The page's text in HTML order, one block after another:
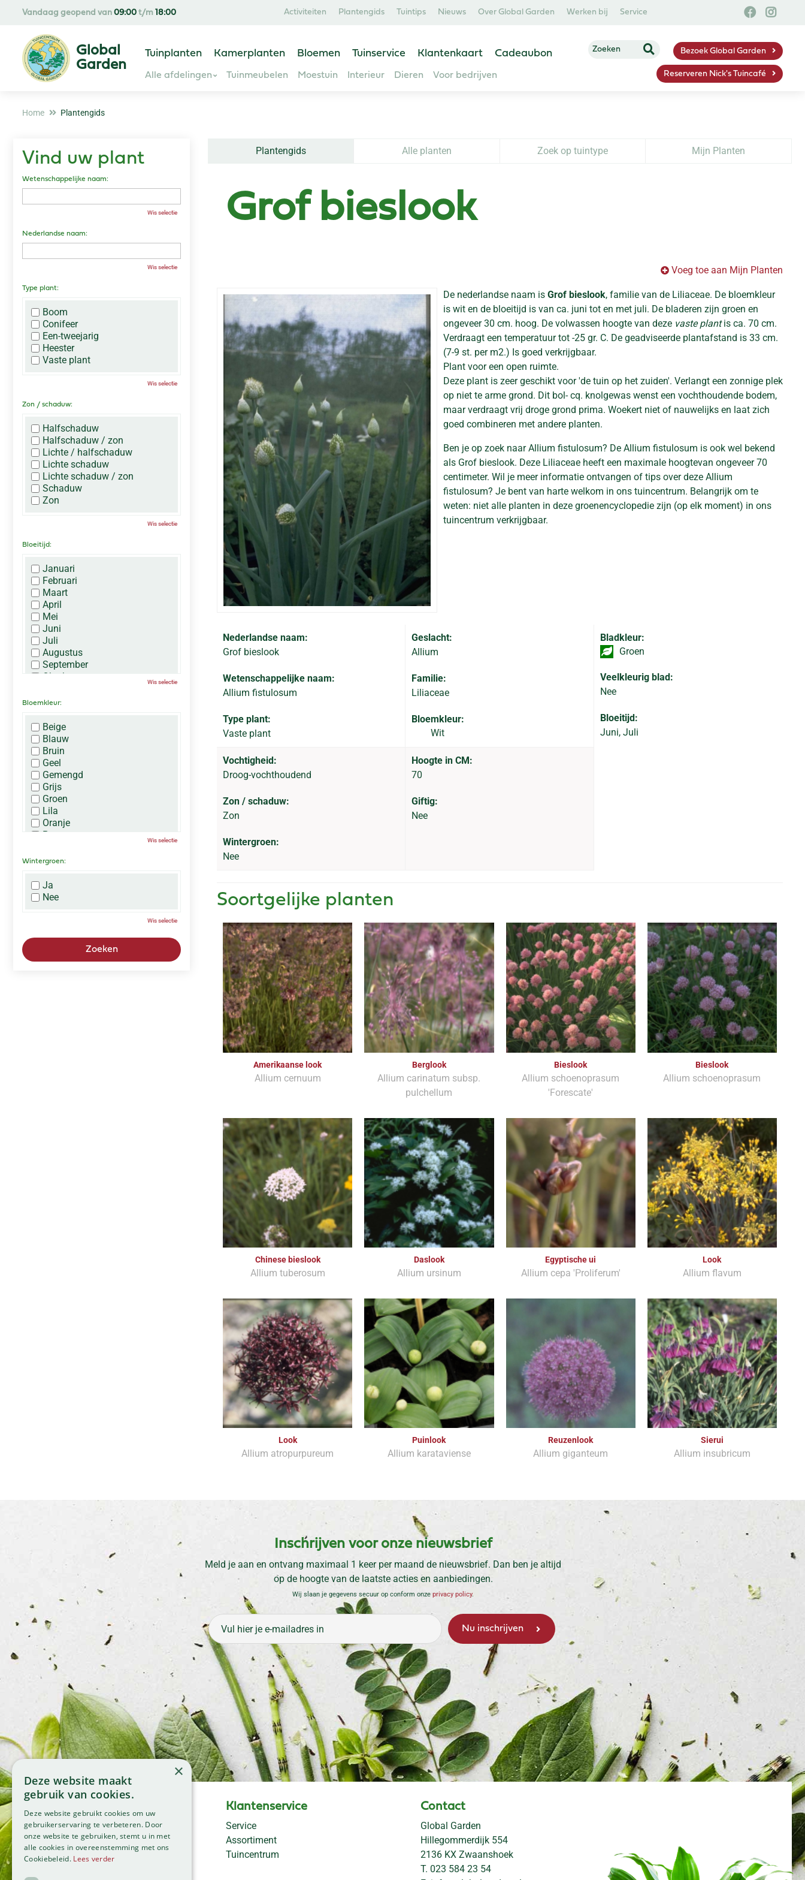
Home Plantengids
Vandaag geopend van 09:00 t/m 18:00 Activiteiten Plantengids Tuintips Nieuws Over Global Garden Werken bij Service
Tuinplanten Kamerplanten Bloemen Tuinservice Klantenkaart Cadeaubon
Alle afdelingen Tuinmeubelen Moestuin Interieur Dieren Voor bedrijven
Bezoek Global Garden
Reserveren Nick's Tuincafé
Plantengids Alle planten Zoek op tuintype Mijn Planten
Grof bieslook
Voeg toe aan Mijn Planten
De nederlandse naam is Grof bieslook, familie van de Liliaceae. De bloemkleur
is wit en de bloeitijd is van ca. juni tot en met juli. De bladeren zijn groen en
ongeveer 30 cm. hoog. De volwassen hoogte van deze vaste plantis ca. 70 cm.
Verdraagt een temperatuur tot -25 gr. C. De geadviseerde plantafstand is 33 cm.
(7-9 st. per m2.) Is goed verkrijgbaar.
Plant voor een open ruimte.
Deze plant is zeer geschikt voor 'de tuin op het zuiden'. Verlangt een zonnige plek
op niet te arme grond. Dit bol- cq. knolgewas wenst een vochthoudende bodem,
maar verdraagt vrij droge grond prima. Woekert niet of nauwelijks en laat zich
goed combineren met andere planten.
Ben je op zoek naar Allium fistulosum? De Allium fistulosum is ook wel bekend
als Grof bieslook. Deze Liliaceae heeft een maximale hoogtevan ongeveer 70
centimeter. Wil je meer informatie ontvangen of tips over deze Allium
fistulosum? Je bent van harte welkom in ons tuincentrum. Belangrijk om te
weten: niet alle planten in deze groenencyclopedie zijn (op elk moment) in ons
tuincentrum verkrijgbaar.
Nederlandse naam:
Grof bieslook
Wetenschappelijke naam:
Allium fistulosum
Type plant:
Vaste plant
Geslacht:
Allium
Familie:
Liliaceae
Bloemkleur:
Wit
Bladkleur:
Groen
Veelkleurig blad:
Nee
Bloeitijd:
Juni, Juli
Vochtigheid:
Droog-vochthoudend
Zon / schaduw:
Zon
Wintergroen:
Nee
Hoogte in CM:
70
Giftig:
Nee
Soortgelijke planten
Amerikaanse look
Allium cernuum
Berglook
Allium carinatum subsp.
pulchellum
Bieslook
Allium schoenoprasum
'Forescate'
Bieslook
Allium schoenoprasum
Chinese bieslook
Allium tuberosum
Daslook
Allium ursinum
Egyptische ui
Allium cepa 'Proliferum'
Look
Allium flavum
Look
Allium atropurpureum
Puinlook
Allium karataviense
Reuzenlook
Allium giganteum
Sierui
Allium insubricum
Inschrijven voor onze nieuwsbrief
Meld je aan en ontvang maximaal 1 keer per maand de nieuwsbrief. Dan ben je altijd
op de hoogte van de laatste acties en aanbiedingen.
Wij slaan je gegevens secuur op conform onze privacy policy.
Vind uw plant
Wetenschappelijke naam:
Wis selectie
Nederlandse naam:
Wis selectie
Type plant:
Boom
Conifeer
Een-tweejarig
Heester
Vaste plant
Wis selectie
Zon / schaduw:
Halfschaduw
Halfschaduw / zon
Lichte / halfschaduw
Lichte schaduw
Lichte schaduw / zon
Schaduw
Zon
Wis selectie
Bloeitijd:
Januari
Februari
Maart
April
Mei
Juni
Juli
Augustus
September
Oktober
December
Wis selectie
Bloemkleur:
Beige
Blauw
Bruin
Geel
Gemengd
Grijs
Groen
Lila
Oranje
Paars
Roze
Zwart
Wis selectie
Wintergroen:
Ja
Nee
Wis selectie
Maandag
09:00 - 18:00
Dinsdag
09:00 - 18:00
Woensdag
09:00 - 18:00
Klantenservice
Service
Assortiment
Tuincentrum
Contact
Global Garden
Hillegommerdijk 554
2136 KX Zwaanshoek
T. 023 584 23 54
×
Deze website maakt
gebruik van cookies.
Deze website gebruikt cookies om uw
gebruikerservaring te verbeteren. Door
onze website te gebruiken, stemt u in met
alle cookies in overeenstemming met ons
Cookiebeleid. Lees verder